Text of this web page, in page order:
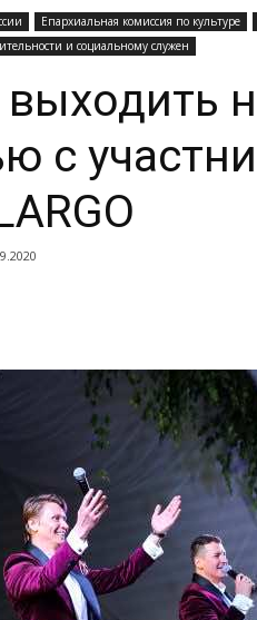
Епархиальная комиссия по культуре
и социальному служен
с